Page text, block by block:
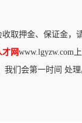
取押金、保证金，
才网www.lgyzw.com
我们会第一时间 处理